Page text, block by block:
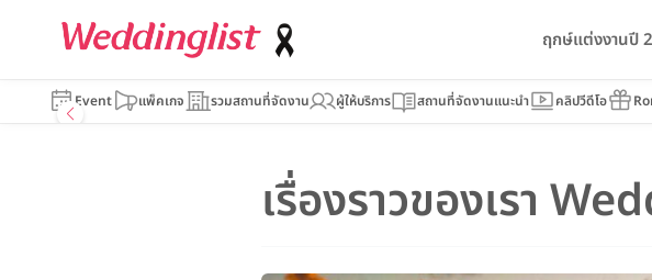
ฤกษ์แต่งงานปี
Event แพ็คเกจ รวมสถานที่จัดงาน ผู้ให้บริการ สถานที่จัดงานแนะนำ คลิปวีดีโอ
เรื่องราวของเรา